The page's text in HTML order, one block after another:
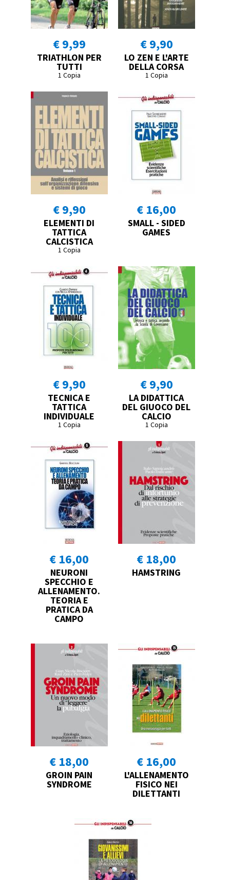
€ 9,99
TRIATHLON PER
TUTTI
1 Copia
€ 9,90
LO ZEN E L'ARTE
DELLA CORSA
1 Copia
€ 9,90
ELEMENTI DI
TATTICA
CALCISTICA
1 Copia
€ 16,00
SMALL - SIDED
GAMES
€ 9,90
TECNICA E
TATTICA
INDIVIDUALE
1 Copia
€ 9,90
LA DIDATTICA
DEL GIUOCO DEL
CALCIO
1 Copia
€ 16,00
NEURONI
SPECCHIO E
ALLENAMENTO.
TEORIA E
PRATICA DA
CAMPO
€ 18,00
HAMSTRING
€ 18,00
GROIN PAIN
SYNDROME
€ 16,00
L'ALLENAMENTO
FISICO NEI
DILETTANTI